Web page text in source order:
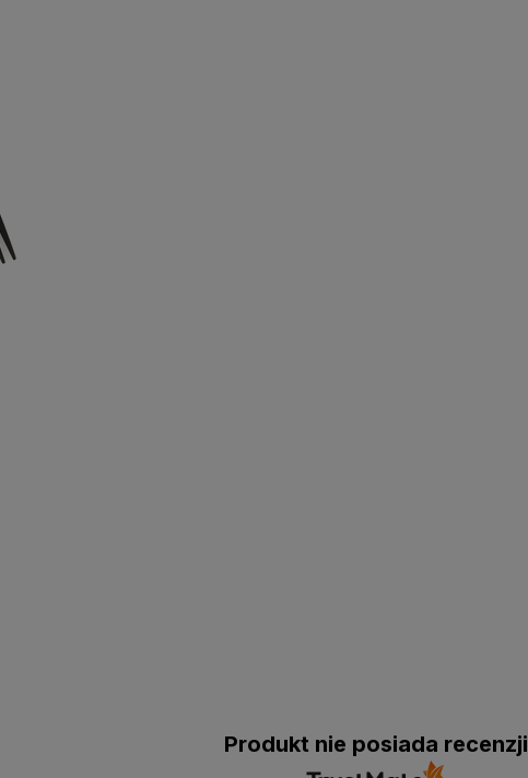
Produkt nie posiada recenzji